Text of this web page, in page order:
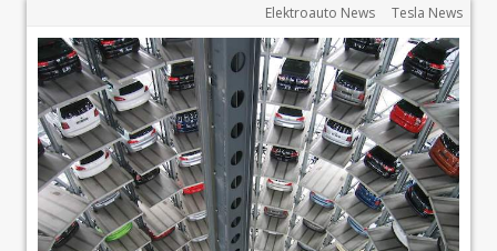
Elektroauto News Tesla News